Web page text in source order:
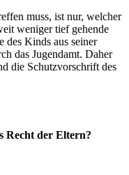
muss, ist nur, welcher
weniger tief gehende
des Kinds aus seiner
das Jugendamt. Daher
die Schutzvorschrift des
Recht der Eltern?